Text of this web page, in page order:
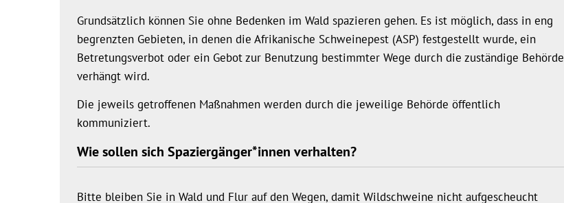
Grundsätzlich können Sie ohne Bedenken im Wald spazieren gehen. Es ist möglich, dass in eng
begrenzten Gebieten, in denen die Afrikanische Schweinepest (ASP) festgestellt wurde, ein
Betretungsverbot oder ein Gebot zur Benutzung bestimmter Wege durch die zuständige Behörde
verhängt wird.
Die jeweils getroffenen Maßnahmen werden durch die jeweilige Behörde öffentlich
kommuniziert.
Wie sollen sich Spaziergänger*innen verhalten?
Bitte bleiben Sie in Wald und Flur auf den Wegen, damit Wildschweine nicht aufgescheucht